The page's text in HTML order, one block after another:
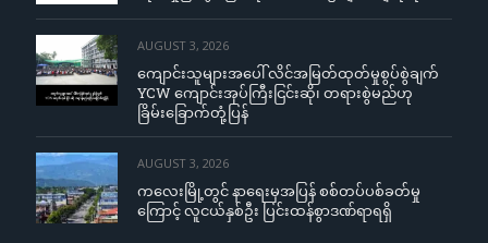
AUGUST 3, 2026
ကျောင်းသူများအပေါ် လိင်အမြတ်ထုတ်မှုစွပ်စွဲချက်
YCW ကျောင်းအုပ်ကြီးငြင်းဆို၊ တရားစွဲမည်ဟု
ခြိမ်းခြောက်တုံ့ပြန်
AUGUST 3, 2026
ကလေးမြို့တွင် နာရေးမှအပြန် စစ်တပ်ပစ်ခတ်မှု
ကြောင့် လူငယ်နှစ်ဦး ပြင်းထန်စွာဒဏ်ရာရရှိ